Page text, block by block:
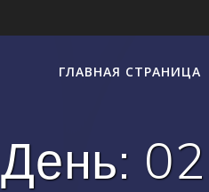
ГЛАВНАЯ СТРАНИЦА
День: